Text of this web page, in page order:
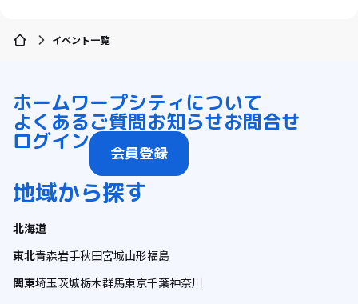
イベント一覧
ホームワープシティについて
よくあるご質問お知らせお問合せ
ログイン 会員登録
地域から探す
北海道
東北青森岩手秋田宮城山形福島
関東埼玉茨城栃木群馬東京千葉神奈川